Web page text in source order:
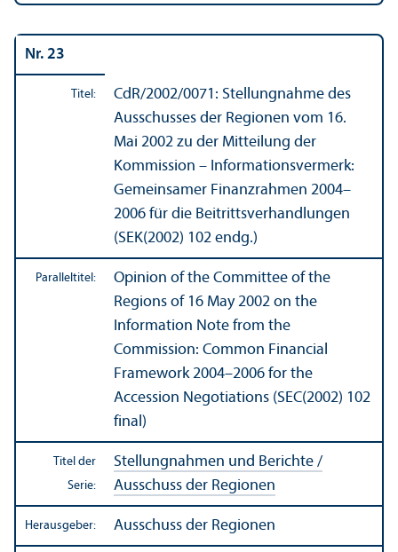
Nr. 23
Titel: CdR/2002/0071: Stellungnahme des
Ausschusses der Regionen vom 16.
Mai 2002 zu der Mitteilung der
Kommission – Informations­vermerk:
Gemeinsamer Finanz­rahmen 2004–
2006 für die Beitrittsverhandlungen
(SEK(2002) 102 endg.)
Paralleltitel:
Opinion of the Committee of the
Regions of 16 May 2002 on the
Information Note from the
Commission: Common Financial
Framework 2004–2006 for the
Accession Negotiations (SEC(2002) 102
final)
Titel der
Serie:
Stellungnahmen und Berichte /
Ausschuss der Regionen
Herausgeber: Ausschuss der Regionen